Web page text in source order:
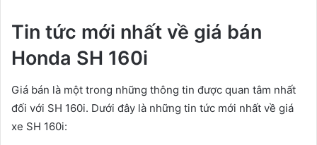
Tin tức mới nhất về giá bán
Honda SH 160i
Giá bán là một trong những thông tin được quan tâm nhất
đối với SH 160i. Dưới đây là những tin tức mới nhất về giá
xe SH 160i: